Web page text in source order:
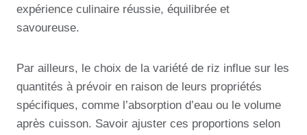
expérience culinaire réussie, équilibrée et
savoureuse.
Par ailleurs, le choix de la variété de riz influe sur les
quantités à prévoir en raison de leurs propriétés
spécifiques, comme l’absorption d’eau ou le volume
après cuisson. Savoir ajuster ces proportions selon